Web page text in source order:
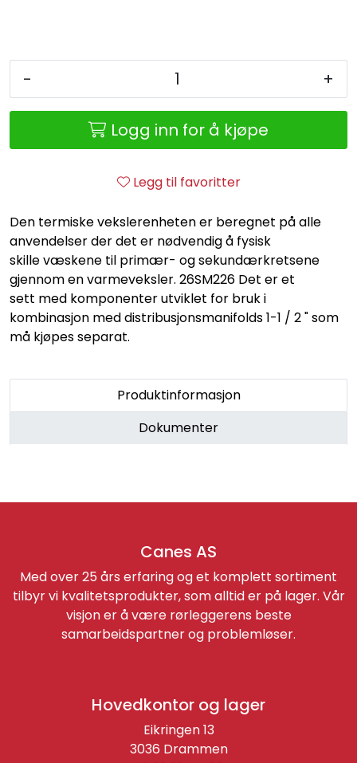
- +
Logg inn for å kjøpe
Legg til favoritter
Den termiske vekslerenheten er beregnet på alle
anvendelser der det er nødvendig å fysisk
skille væskene til primær- og sekundærkretsene
gjennom en varmeveksler. 26SM226 Det er et
sett med komponenter utviklet for bruk i
kombinasjon med distribusjonsmanifolds 1-1 / 2 " som
må kjøpes separat.
Produktinformasjon
Dokumenter
Canes AS
Med over 25 års erfaring og et komplett sortiment
tilbyr vi kvalitetsprodukter, som alltid er på lager. Vår
visjon er å være rørleggerens beste
samarbeidspartner og problemløser.
Hovedkontor og lager
Eikringen 13
3036 Drammen
Retur/reklamasjon